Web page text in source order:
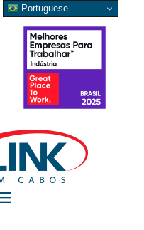
Portuguese